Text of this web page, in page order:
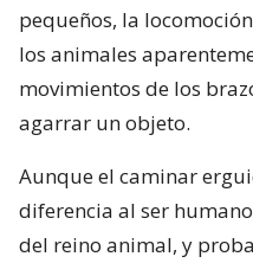
pequeños, la
los animales
movimientos de los
agarrar un objeto.
Aunque el caminar
diferencia al ser
del reino animal, y